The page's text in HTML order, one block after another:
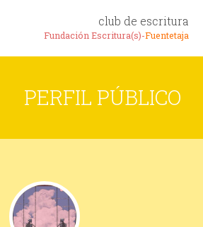
club de escritura
Fundación Escritura(s)-Fuentetaja
PERFIL PÚBLICO